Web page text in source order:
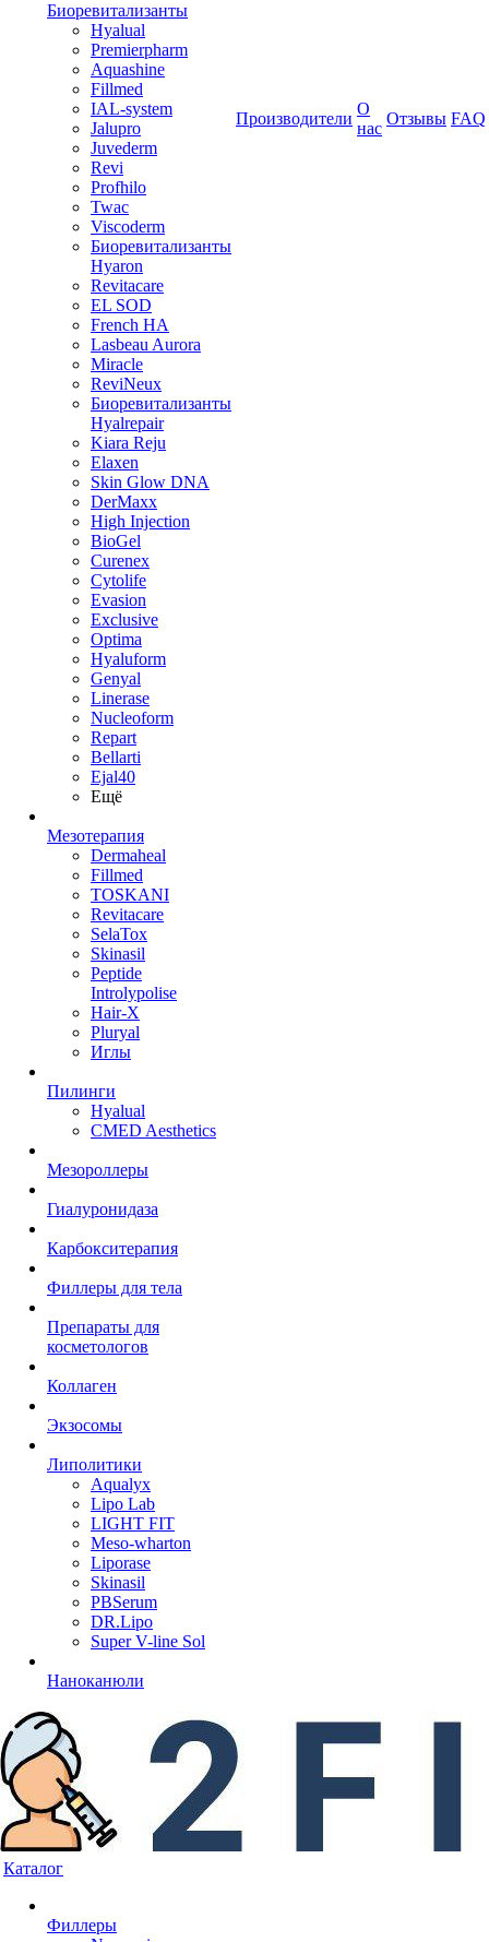
Биоревитализанты
Hyalual
Premierpharm
Aquashine
Fillmed
IAL-system
Jalupro
Juvederm
Revi
Profhilo
Twac
Viscoderm
Биоревитализанты
Hyaron
Revitacare
EL SOD
French HA
Lasbeau Aurora
Miracle
ReviNeux
Биоревитализанты
Hyalrepair
Kiara Reju
Elaxen
Skin Glow DNA
DerMaxx
High Injection
BioGel
Curenex
Cytolife
Evasion
Exclusive
Optima
Hyaluform
Genyal
Linerase
Nucleoform
Repart
Bellarti
Ejal40
Ещё
Мезотерапия
Dermaheal
Fillmed
TOSKANI
Revitacare
SelaTox
Skinasil
Peptide
Introlypolise
Hair-X
Pluryal
Иглы
Пилинги
Hyalual
CMED Aesthetics
Мезороллеры
Гиалуронидаза
Карбокситерапия
Филлеры для тела
Препараты для
косметологов
Коллаген
Экзосомы
Липолитики
Aqualyx
Lipo Lab
LIGHT FIT
Meso-wharton
Liporase
Skinasil
PBSerum
DR.Lipo
Super V-line Sol
Наноканюли
Производители
О
нас
Отзывы FAQ
Каталог
Филлеры